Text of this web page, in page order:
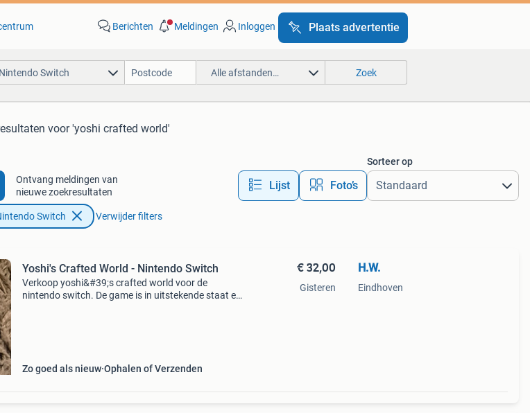
Berichten Meldingen Inloggen Plaats advertentie
Switch Alle afstanden… Zoek
voor 'yoshi crafted world'
Ontvang meldingen van
nieuwe zoekresultaten
Lijst Foto’s
Sorteer op
Switch Verwijder filters
Yoshi's Crafted World - Nintendo Switch
Verkoop yoshi&#39;s crafted world voor de
nintendo switch. De game is in uitstekende staat en
Zo goed als nieuw Ophalen of Verzenden
€ 32,00
Gisteren
H.W.
Eindhoven